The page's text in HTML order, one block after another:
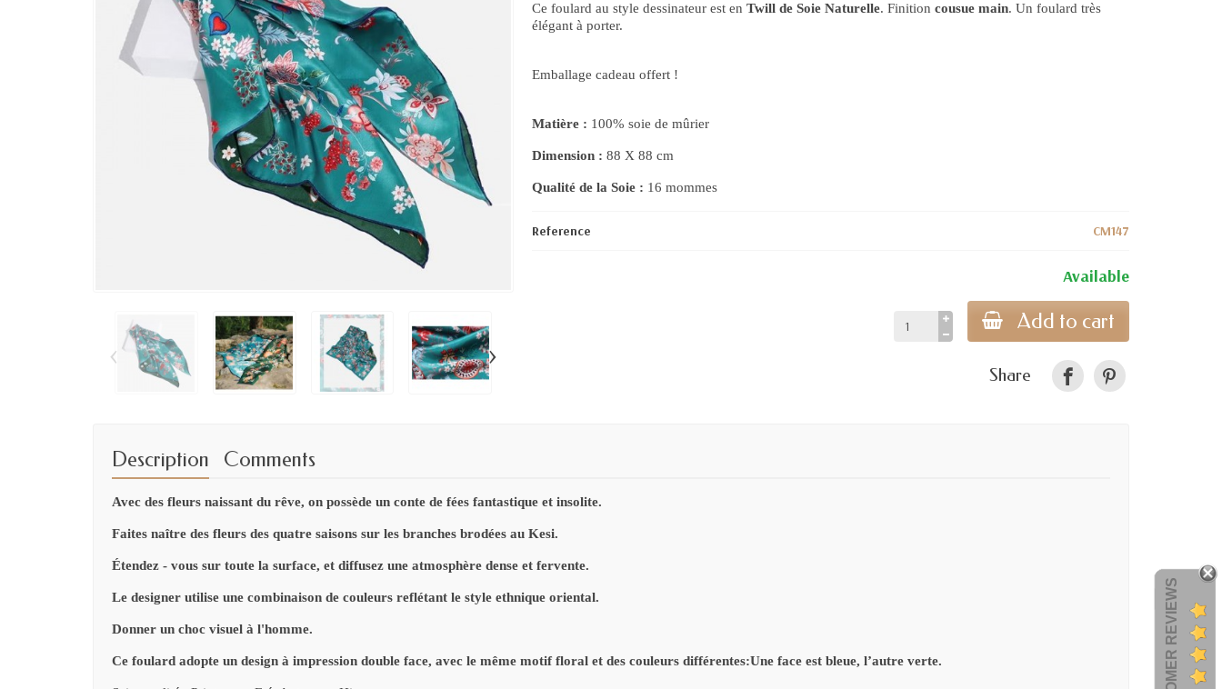
‹ ›
Ce foulard au style dessinateur est enTwill de Soie Naturelle. Finitioncousue main. Un foulard très
élégant à porter.
Emballage cadeau offert !
Matière : 100% soie de mûrier
Dimension : 88 X 88 cm
Qualité de la Soie : 16 mommes
Reference CM147
Available
Add to cart
Share
Description Comments
Avec des fleurs naissant du rêve, on possède un conte de fées fantastique et insolite.
Faites naître des fleurs des quatre saisons sur les branches brodées au Kesi.
Étendez - vous sur toute la surface, et diffusez une atmosphère dense et fervente.
Le designer utilise une combinaison de couleurs reflétant le style ethnique oriental.
Donner un choc visuel à l'homme.
Ce foulard adopte un design à impression double face, avec le même motif floral et des couleurs différentes:Une face est bleue, l’autre verte. CUSTOMER REVIEWS